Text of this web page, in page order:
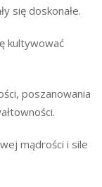
się doskonałe.
kultywować
poszanowania
mądrości i sile